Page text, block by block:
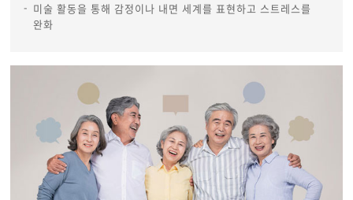
미술 활동을 통해 감정이나 내면 세계를 표현하고 스트레스를
완화